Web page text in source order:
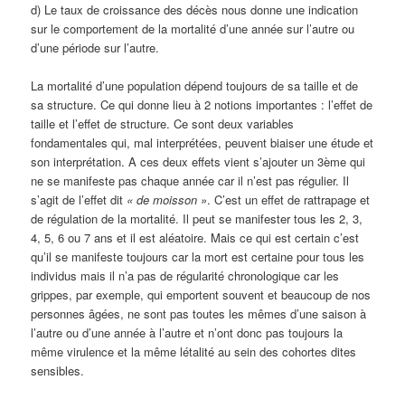
d) Le taux de croissance des décès nous donne une indication
sur le comportement de la mortalité d’une année sur l’autre ou
d’une période sur l’autre.
La mortalité d’une population dépend toujours de sa taille et de
sa structure. Ce qui donne lieu à 2 notions importantes : l’effet de
taille et l’effet de structure. Ce sont deux variables
fondamentales qui, mal interprétées, peuvent biaiser une étude et
son interprétation. A ces deux effets vient s’ajouter un 3ème qui
ne se manifeste pas chaque année car il n’est pas régulier. Il
s’agit de l’effet dit « de moisson ». C’est un effet de rattrapage et
de régulation de la mortalité. Il peut se manifester tous les 2, 3,
4, 5, 6 ou 7 ans et il est aléatoire. Mais ce qui est certain c’est
qu’il se manifeste toujours car la mort est certaine pour tous les
individus mais il n’a pas de régularité chronologique car les
grippes, par exemple, qui emportent souvent et beaucoup de nos
personnes âgées, ne sont pas toutes les mêmes d’une saison à
l’autre ou d’une année à l’autre et n’ont donc pas toujours la
même virulence et la même létalité au sein des cohortes dites
sensibles.